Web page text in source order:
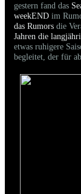
gestern fand das
weekEND im
das Rumors die
Jahren die
etwas ruhigere
begleitet, der für